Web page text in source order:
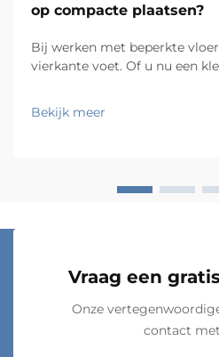
op compacte plaatsen?
Bij werken met beperkte
vierkante voet. Of u nu een
organiseert, blijft de
Bekijk meer
Vraag een
Onze
contact